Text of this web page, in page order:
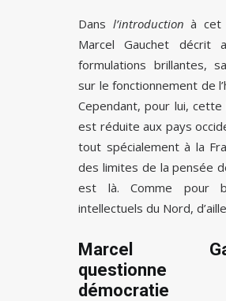
Dans l’introduction à cet
Marcel Gauchet décrit
formulations brillantes,
sur le fonctionnement de
Cependant, pour lui, cette
est réduite aux pays
tout spécialement à la
des limites de la pensée
est là. Comme pour
intellectuels du Nord,
Marcel
démocratie